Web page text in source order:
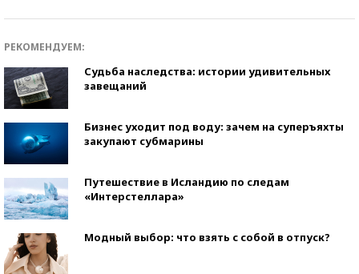
РЕКОМЕНДУЕМ:
Судьба наследства: истории удивительных
завещаний
Бизнес уходит под воду: зачем на суперъяхты
закупают субмарины
Путешествие в Исландию по следам
«Интерстеллара»
Модный выбор: что взять с собой в отпуск?